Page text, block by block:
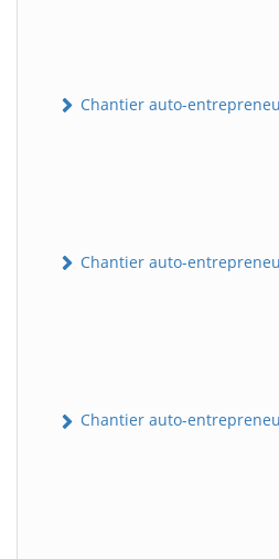
Chantier auto-
Chantier auto-
Chantier auto-